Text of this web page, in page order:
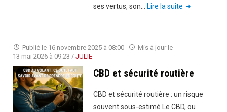
ses vertus, son…
Lire la suite "Astuces
éviter
liées
CBD
:
Publié le 16 novembre 2025 à 08:00
Mis à jour le
13 mai 2026 à 09:23 / JULIE
CBD et sécurité routière
CBD et sécurité routière : un risque
souvent sous-estimé Le CBD, ou